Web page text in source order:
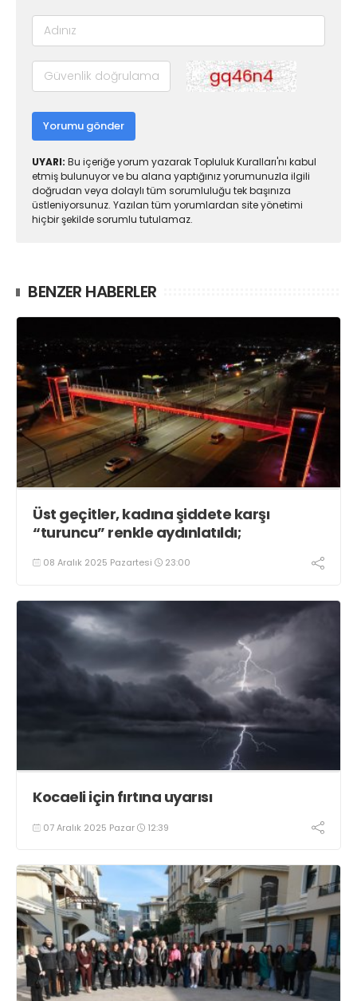
Yorumu gönder
UYARI: Bu içeriğe yorum yazarak Topluluk Kuralları'nı kabul
etmiş bulunuyor ve bu alana yaptığınız yorumunuzla ilgili
doğrudan veya dolaylı tüm sorumluluğu tek başınıza
üstleniyorsunuz. Yazılan tüm yorumlardan site yönetimi
hiçbir şekilde sorumlu tutulamaz.
BENZER HABERLER
Üst geçitler, kadına şiddete karşı
“turuncu” renkle aydınlatıldı;
08 Aralık 2025 Pazartesi 23:00
Kocaeli için fırtına uyarısı
07 Aralık 2025 Pazar 12:39